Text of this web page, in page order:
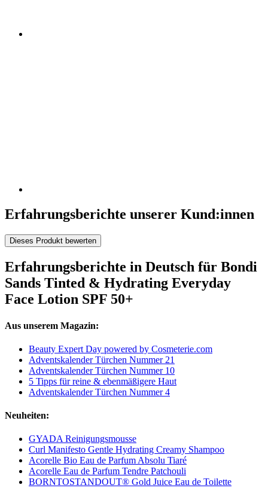
Erfahrungsberichte unserer Kund:innen
Dieses Produkt bewerten
Erfahrungsberichte in Deutsch für Bondi
Sands Tinted & Hydrating Everyday
Face Lotion SPF 50+
Aus unserem Magazin:
Beauty Expert Day powered by Cosmeterie.com
Adventskalender Türchen Nummer 21
Adventskalender Türchen Nummer 10
5 Tipps für reine & ebenmäßigere Haut
Adventskalender Türchen Nummer 4
Neuheiten:
GYADA Reinigungsmousse
Curl Manifesto Gentle Hydrating Creamy Shampoo
Acorelle Bio Eau de Parfum Absolu Tiaré
Acorelle Eau de Parfum Tendre Patchouli
BORNTOSTANDOUT® Gold Juice Eau de Toilette